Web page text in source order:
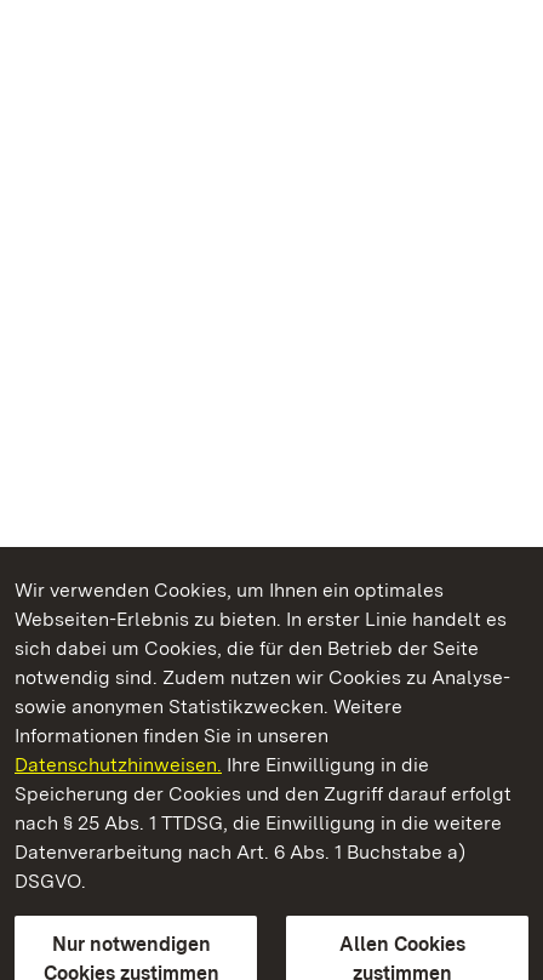
Wir verwenden Cookies, um Ihnen ein optimales
Webseiten-Erlebnis zu bieten. In erster Linie handelt es
sich dabei um Cookies, die für den Betrieb der Seite
notwendig sind. Zudem nutzen wir Cookies zu Analyse-
sowie anonymen Statistikzwecken. Weitere
Informationen finden Sie in unseren
Datenschutzhinweisen. Ihre Einwilligung in die
Speicherung der Cookies und den Zugriff darauf erfolgt
nach § 25 Abs. 1 TTDSG, die Einwilligung in die weitere
Datenverarbeitung nach Art. 6 Abs. 1 Buchstabe a)
DSGVO.
Nur notwendigen
Cookies zustimmen
Allen Cookies
zustimmen
Kommen. Staunen. Genießen.
Schloss Solitude
Staatliche Schlösser und Gärten Baden-Württemberg
Kontakt
GebärdenspracheLeichte Sprache
Erklärung zur Barrierefreiheit
BITV-konform (geprüfte Seiten)